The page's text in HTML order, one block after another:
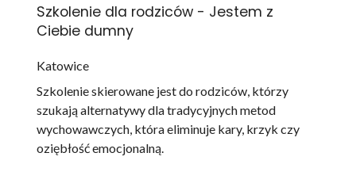
Szkolenie dla rodziców - Jestem z
Ciebie dumny
Katowice
Szkolenie skierowane jest do rodziców, którzy
szukają alternatywy dla tradycyjnych metod
wychowawczych, która eliminuje kary, krzyk czy
oziębłość emocjonalną.